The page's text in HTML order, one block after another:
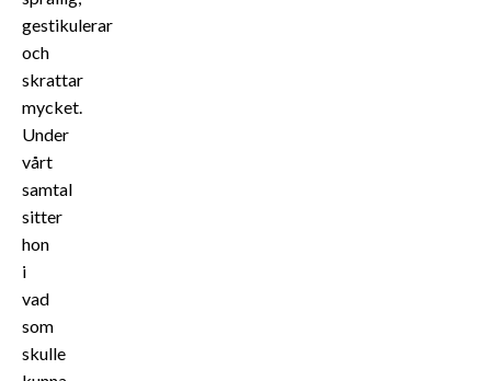
gestikulerar
och
skrattar
mycket.
Under
vårt
samtal
sitter
hon
i
vad
som
skulle